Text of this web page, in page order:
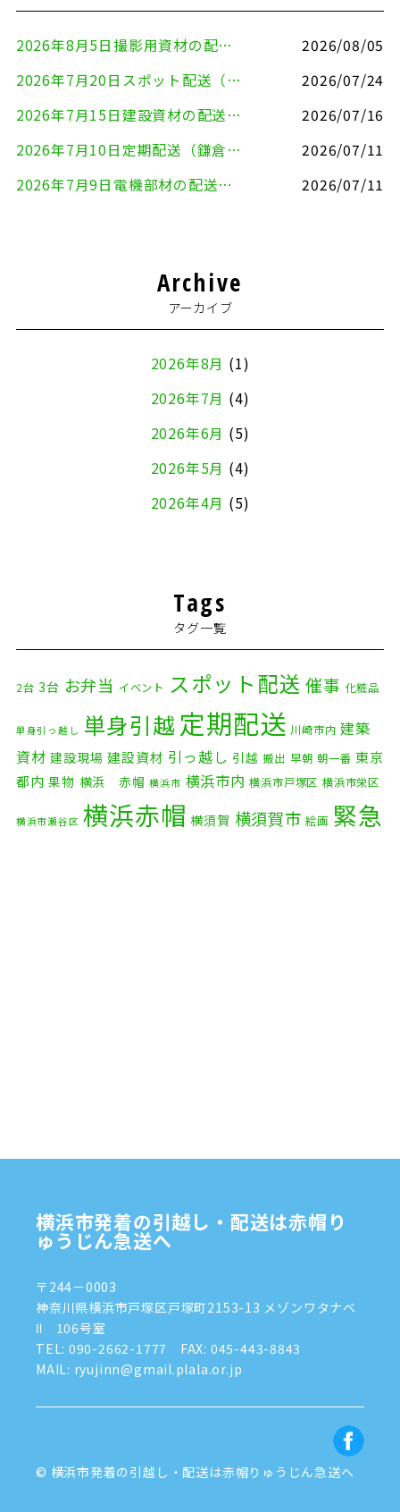
2026年8月5日撮影用資材の配送（鎌倉市⇒港区）
2026/08/05
2026年7月20日スポット配送（横浜市金沢区⇒愛知県豊川市）
2026/07/24
2026年7月15日建設資材の配送（横浜市金沢区⇒横須賀市）
2026/07/16
2026年7月10日定期配送（鎌倉市⇔大田区）
2026/07/11
2026年7月9日電機部材の配送（横浜市戸塚区⇒品川区）
2026/07/11
Archive
アーカイブ
2026年8月 (1)
2026年7月 (4)
2026年6月 (5)
2026年5月 (4)
2026年4月 (5)
2026年1月
2025年11月(4)
2025年10月(9)
2025年9月
2025年8月(2)
2025年7月(6)
2024年9月(2)
2024年7月
(8)
2024年5月(2)
2024年4月
2024年3月(8)
2024年1月(3)
2023年11月(5)
Tags
タグ一覧
2台 3台 お弁当 イベント スポット配送 催事 化粧品
単身引っ越し 単身引越 定期配送 川崎市内 建築
資材 建設現場 建設資材 引っ越し 引越 搬出 早朝 朝一番 東京
都内 果物 横浜 赤帽 横浜市 横浜市内 横浜市戸塚区 横浜市栄区
横浜市瀬谷区 横浜赤帽 横須賀 横須賀市 絵画 緊急
横浜市発着の引越し・配送は赤帽り
ゅうじん急送へ
〒244－0003
神奈川県横浜市戸塚区戸塚町2153-13 メゾンワタナベ
Ⅱ 106号室
TEL: 090-2662-1777
FAX: 045-443-8843
MAIL: ryujinn@gmail.plala.or.jp
© 横浜市発着の引越し・配送は赤帽りゅうじん急送へ